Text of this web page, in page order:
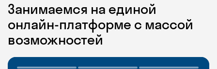
Занимаемся на единой
онлайн-платформе с массой
возможностей